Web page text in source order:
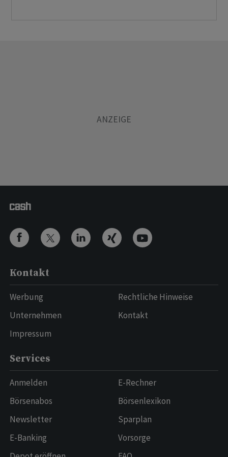
Kontakt
Werbung
Unternehmen
Impressum
Rechtliche Hinweise
Kontakt
Services
Anmelden
Börsenabos
Newsletter
E-Banking
E-Rechner
Börsenlexikon
Sparplan
Vorsorge